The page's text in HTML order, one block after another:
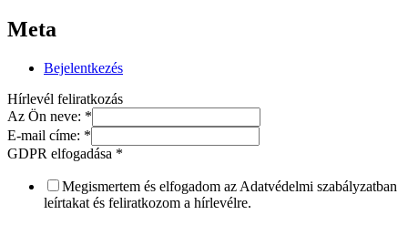
Meta
Bejelentkezés
Hírlevél feliratkozás
Az Ön neve: *
E-mail címe: *
GDPR elfogadása *
Megismertem és elfogadom az Adatvédelmi szabályzatban
leírtakat és feliratkozom a hírlevélre.